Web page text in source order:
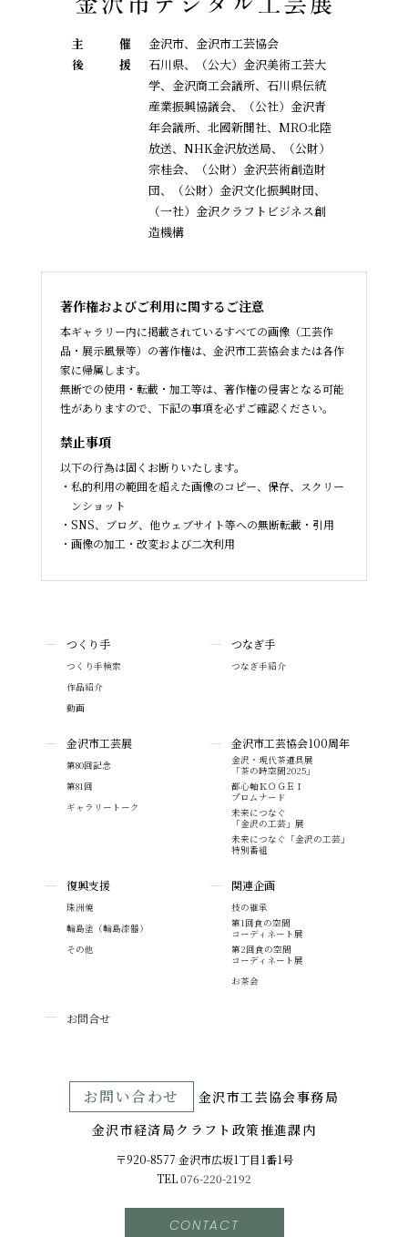
主 催
金沢市、金沢市工芸協会
後
援
石川県、（公大）金沢美術工芸大
学、金沢商工会議所、石川県伝統
産業振興協議会、
（公社）金沢青
年会議所、北國新聞社、MRO北陸
放送、NHK金沢放送局、（公財）
宗桂会、
（公財）金沢芸術創造財
団、（公財）金沢文化振興財団、
（一社）金沢クラフトビジネス創
造機構
著作権およびご利用に関するご注意
本ギャラリー内に掲載されているすべての画像（工芸作
品・展示風景等）の著作権は、金沢市工芸協会または各作
家に帰属します。
無断での使用・転載・加工等は、著作権の侵害となる可能
性がありますので、下記の事項を必ずご確認ください。
禁止事項
以下の行為は固くお断りいたします。
私的利用の範囲を超えた画像のコピー、保存、スクリー
ンショット
SNS、ブログ、他ウェブサイト等への無断転載・引用
画像の加工・改変および二次利用
つくり手
つくり手検索
作品紹介
動画
つなぎ手
つなぎ手紹介
金沢市工芸展
第80回記念
第81回
ギャラリートーク
金沢市工芸協会100周年
金沢・現代茶道具展
「茶の時空間2025」
都心軸ＫＯＧＥＩ
プロムナード
未来につなぐ
「金沢の工芸」展
未来につなぐ「金沢の工芸」
特別番組
復興支援
珠洲焼
輪島塗（輪島漆器）
その他
関連企画
技の継承
第1回食の空間
コーディネート展
第2回食の空間
コーディネート展
お茶会
お問合せ
お問い合わせ
⾦沢市⼯芸協会事務局
金沢市経済局クラフト政策推進課内
〒920-8577 ⾦沢市広坂1丁目1番1号
TEL076-220-2192
CONTACT